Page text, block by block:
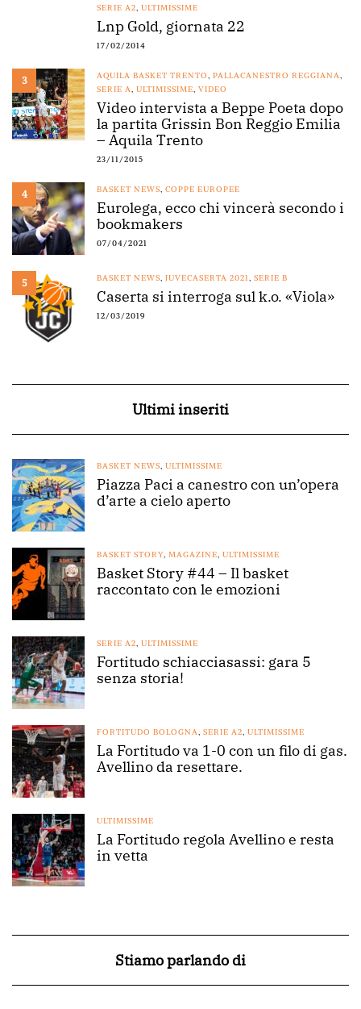
SERIE A2, ULTIMISSIME
Lnp Gold, giornata 22
17/02/2014
3 AQUILA BASKET TRENTO, PALLACANESTRO REGGIANA,
SERIE A, ULTIMISSIME, VIDEO
Video intervista a Beppe Poeta dopo
la partita Grissin Bon Reggio Emilia
– Aquila Trento
23/11/2015
4 BASKET NEWS, COPPE EUROPEE
Eurolega, ecco chi vincerà secondo i
bookmakers
07/04/2021
5 BASKET NEWS, JUVECASERTA 2021, SERIE B
Caserta si interroga sul k.o. «Viola»
12/03/2019
Ultimi inseriti
BASKET NEWS, ULTIMISSIME
Piazza Paci a canestro con un’opera
d’arte a cielo aperto
BASKET STORY, MAGAZINE, ULTIMISSIME
Basket Story #44 – Il basket
raccontato con le emozioni
SERIE A2, ULTIMISSIME
Fortitudo schiacciasassi: gara 5
senza storia!
FORTITUDO BOLOGNA, SERIE A2, ULTIMISSIME
La Fortitudo va 1-0 con un filo di gas.
Avellino da resettare.
ULTIMISSIME
La Fortitudo regola Avellino e resta
in vetta
Stiamo parlando di